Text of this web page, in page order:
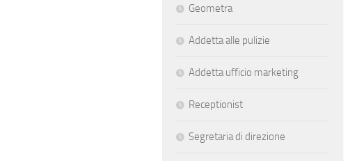
Geometra
Addetta alle pulizie
Addetta ufficio marketing
Receptionist
Segretaria di direzione